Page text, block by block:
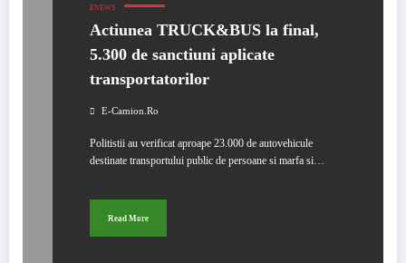
ENEWS
Actiunea TRUCK&BUS la final,
5.300 de sanctiuni aplicate
transportatorilor
E-Camion.ro
Politistii au verificat aproape 23.000 de autovehicule
destinate transportului public de persoane si marfa si…
Read More